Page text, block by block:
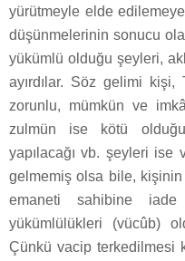
yürütmeyle elde
düşünmelerinin sonucu
yükümlü olduğu şeyleri,
ayırdılar. Söz gelimi kişi,
zorunlu, mümkün ve
zulmün ise kötü
yapılacağı vb. şeyleri
gelmemiş olsa bile, kişinin
emaneti sahibine
yükümlülükleri (vücûb)
Çünkü vacip terkedilmesi